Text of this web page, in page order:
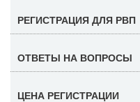
РЕГИСТРАЦИЯ ДЛЯ РВП
ОТВЕТЫ НА ВОПРОСЫ
ЦЕНА РЕГИСТРАЦИИ